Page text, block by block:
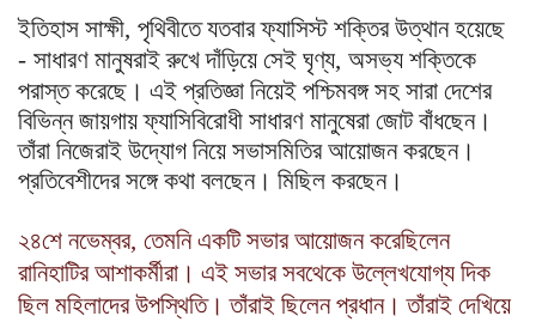
ইতিহাস সাক্ষী, পৃথিবীতে যতবার ফ্যাসিস্ট শক্তির উত্থান হয়েছে
- সাধারণ মানুষরাই রুখে দাঁড়িয়ে সেই ঘৃণ্য, অসভ্য শক্তিকে
পরাস্ত করেছে। এই প্রতিজ্ঞা নিয়েই পশ্চিমবঙ্গ সহ সারা দেশের
বিভিন্ন জায়গায় ফ্যাসিবিরোধী সাধারণ মানুষেরা জোট বাঁধছেন।
তাঁরা নিজেরাই উদ্যোগ নিয়ে সভাসমিতির আয়োজন করছেন।
প্রতিবেশীদের সঙ্গে কথা বলছেন। মিছিল করছেন।
২৪শে নভেম্বর, তেমনি একটি সভার আয়োজন করেছিলেন
রানিহাটির আশাকর্মীরা। এই সভার সবথেকে উল্লেখযোগ্য দিক
ছিল মহিলাদের উপস্থিতি। তাঁরাই ছিলেন প্রধান। তাঁরাই দেখিয়ে